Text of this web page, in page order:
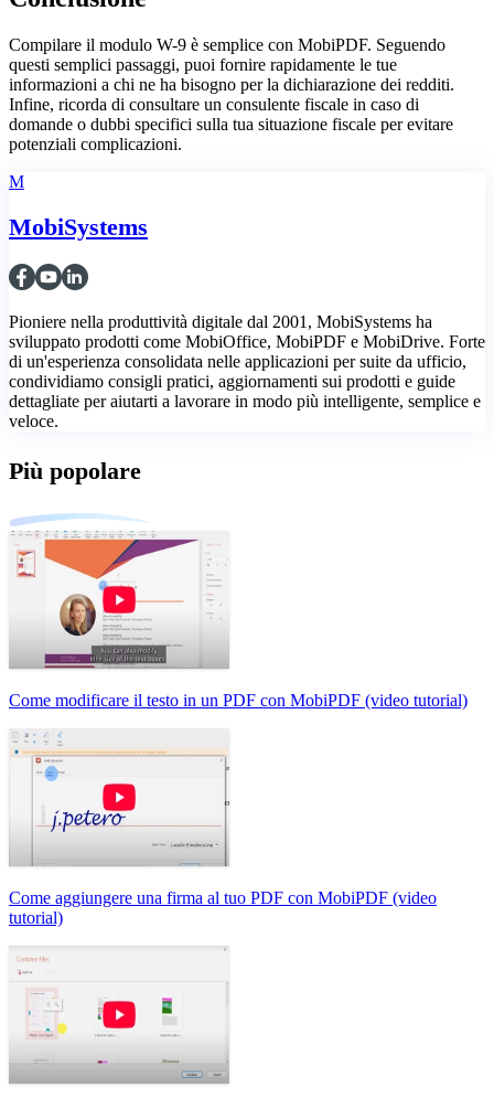
Compilare il modulo W-9 è semplice con MobiPDF. Seguendo
questi semplici passaggi, puoi fornire rapidamente le tue
informazioni a chi ne ha bisogno per la dichiarazione dei redditi.
Infine, ricorda di consultare un consulente fiscale in caso di
domande o dubbi specifici sulla tua situazione fiscale per evitare
potenziali complicazioni.
M
MobiSystems
Pioniere nella produttività digitale dal 2001, MobiSystems ha
sviluppato prodotti come MobiOffice, MobiPDF e MobiDrive. Forte
di un'esperienza consolidata nelle applicazioni per suite da ufficio,
condividiamo consigli pratici, aggiornamenti sui prodotti e guide
dettagliate per aiutarti a lavorare in modo più intelligente, semplice e
veloce.
Più popolare
Come modificare il testo in un PDF con MobiPDF (video tutorial)
Come aggiungere una firma al tuo PDF con MobiPDF (video
tutorial)